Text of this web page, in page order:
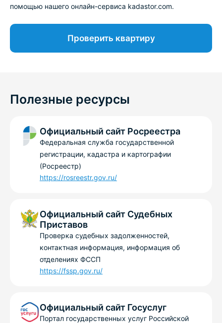
помощью нашего онлайн-сервиса kadastor.com.
Проверить квартиру
Полезные ресурсы
Официальный сайт Росреестра
Федеральная служба государственной
регистрации, кадастра и картографии
(Росреестр)
https://rosreestr.gov.ru/
Официальный сайт Судебных
Приставов
Проверка судебных задолженностей,
контактная информация, информация об
отделениях ФССП
https://fssp.gov.ru/
Официальный сайт Госуслуг
Портал государственных услуг Российской